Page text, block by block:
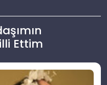
Ettim